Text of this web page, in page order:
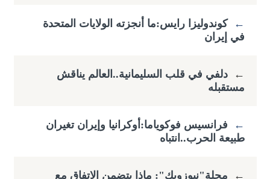
← كوندوليزا رايس:ما أنجزته الولايات المتحدة
في إيران
←
دلفي في قلب السليمانية..العالم يناقش
مستقبله
←
فرانسيس فوكوياما:أوكرانيا وإيران تغيران
طبيعة الحرب..انتباه
←
مجلة"نيوزويك": ماذا يتضمن الاتفاق مع